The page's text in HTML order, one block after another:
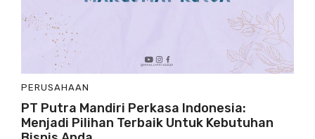
PERUSAHAAN
PT Putra Mandiri Perkasa Indonesia:
Menjadi Pilihan Terbaik Untuk Kebutuhan